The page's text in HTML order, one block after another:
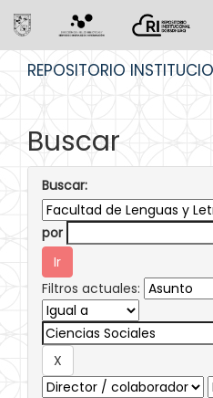
REPOSITORIO
Buscar
Buscar:
por
Filtros actuales: